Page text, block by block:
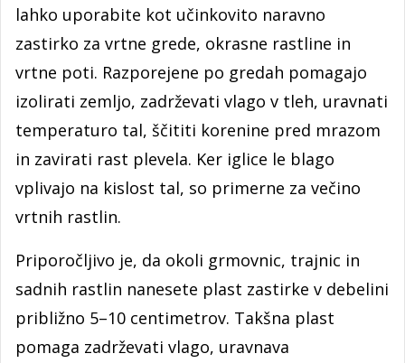
lahko uporabite kot učinkovito naravno
zastirko za vrtne grede, okrasne rastline in
vrtne poti. Razporejene po gredah pomagajo
izolirati zemljo, zadrževati vlago v tleh, uravnati
temperaturo tal, ščititi korenine pred mrazom
in zavirati rast plevela. Ker iglice le blago
vplivajo na kislost tal, so primerne za večino
vrtnih rastlin.
Priporočljivo je, da okoli grmovnic, trajnic in
sadnih rastlin nanesete plast zastirke v debelini
približno 5–10 centimetrov. Takšna plast
pomaga zadrževati vlago, uravnava